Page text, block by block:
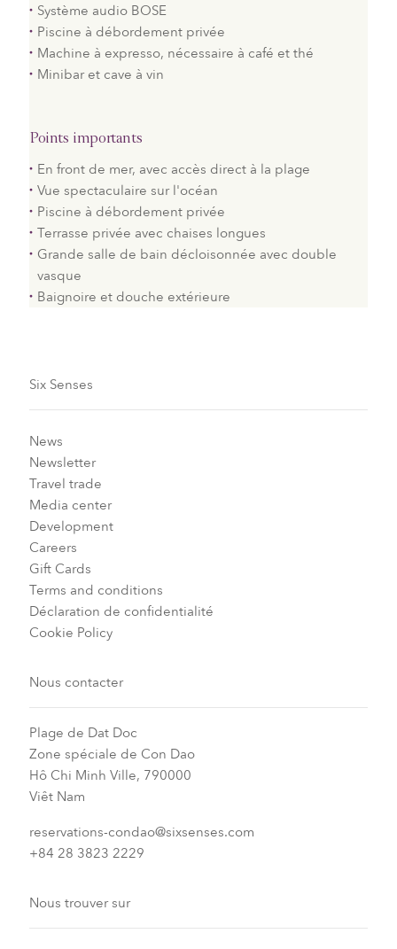
Système audio BOSE
Piscine à débordement privée
Machine à expresso, nécessaire à café et thé
Minibar et cave à vin
Points importants
En front de mer, avec accès direct à la plage
Vue spectaculaire sur l'océan
Piscine à débordement privée
Terrasse privée avec chaises longues
Grande salle de bain décloisonnée avec double
vasque
Baignoire et douche extérieure
Six Senses
News
Newsletter
Travel trade
Media center
Development
Careers
Gift Cards
Terms and conditions
Déclaration de confidentialité
Cookie Policy
Nous contacter
Plage de Dat Doc
Zone spéciale de Con Dao
Hô Chi Minh Ville, 790000
Viêt Nam
reservations-condao@sixsenses.com
+84 28 3823 2229
Nous trouver sur